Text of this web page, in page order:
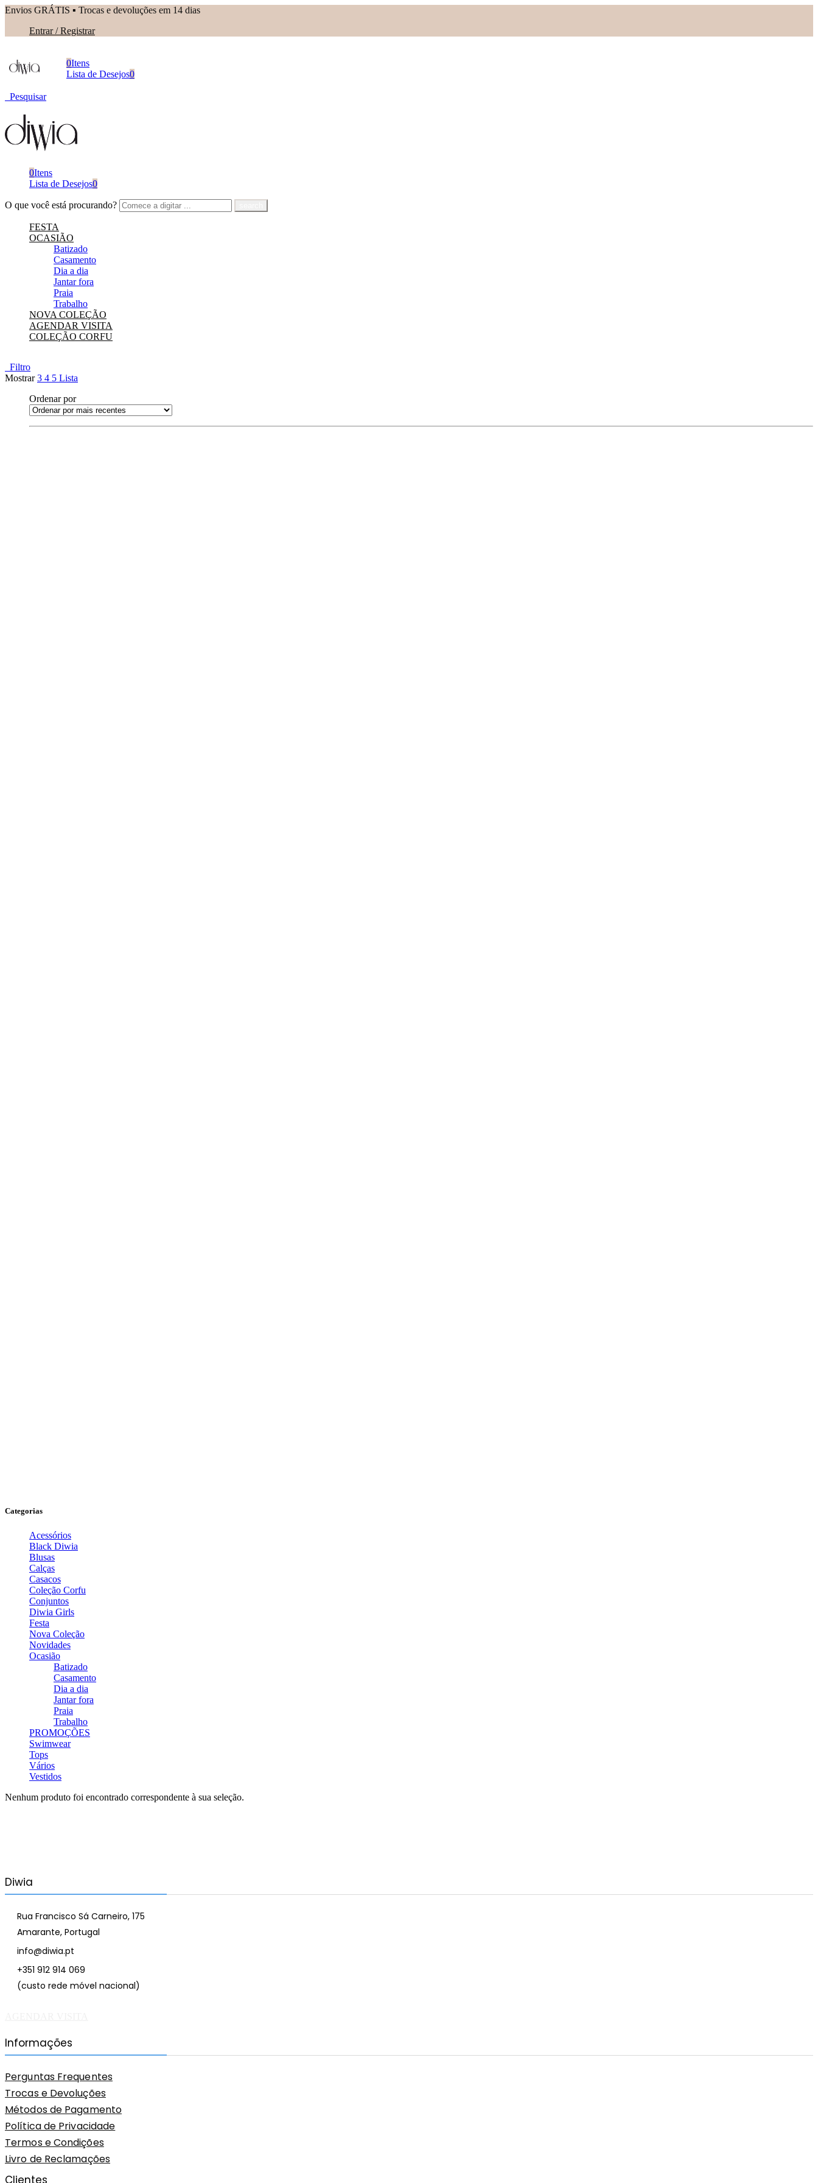
Envios GRÁTIS ▪︎ Trocas e devoluções em 14 dias
Entrar / Registrar
0Itens
Lista de Desejos0
Pesquisar
0Itens
Lista de Desejos0
O que você está procurando?
FESTA
OCASIÃO
Batizado
Casamento
Dia a dia
Jantar fora
Praia
Trabalho
NOVA COLEÇÃO
AGENDAR VISITA
COLEÇÃO CORFU
Filtro
Mostrar3 4 5 Lista
Ordenar por
Categorias
Acessórios
Black Diwia
Blusas
Calças
Casacos
Coleção Corfu
Conjuntos
Diwia Girls
Festa
Nova Coleção
Novidades
Ocasião
Batizado
Casamento
Dia a dia
Jantar fora
Praia
Trabalho
PROMOÇÕES
Swimwear
Tops
Vários
Vestidos
Nenhum produto foi encontrado correspondente à sua seleção.
Diwia
Rua Francisco Sá Carneiro, 175
Amarante, Portugal
info@diwia.pt
+351 912 914 069
(custo rede móvel nacional)
Informações
Perguntas Frequentes
Trocas e Devoluções
Métodos de Pagamento
Política de Privacidade
Termos e Condições
Livro de Reclamações
Clientes